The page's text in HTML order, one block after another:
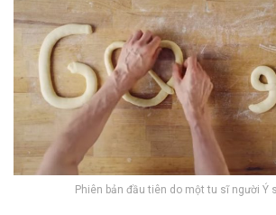
Phiên bản đầu tiên do một tu sĩ người Ý